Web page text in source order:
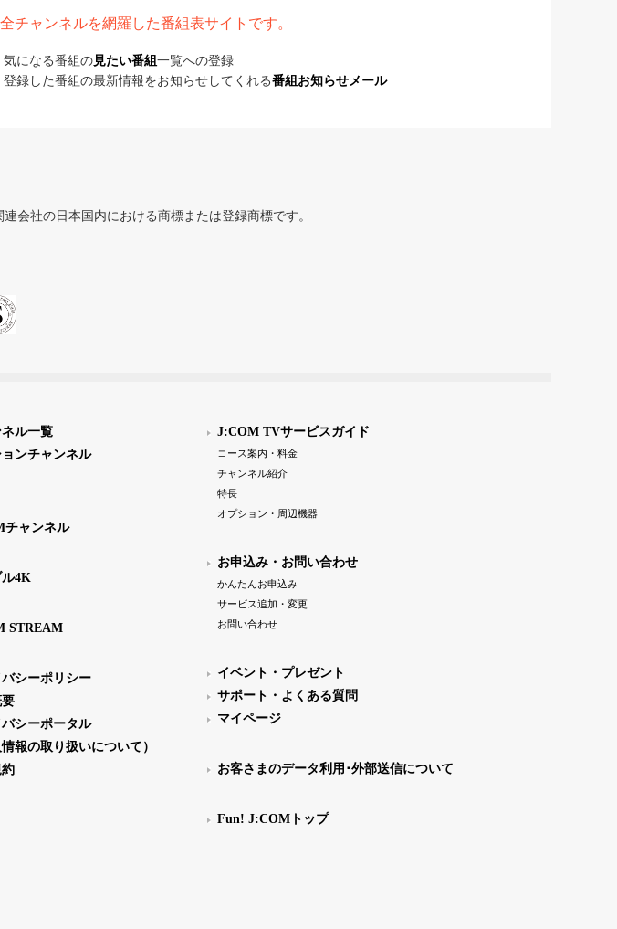
チャンネルを網羅した番組表サイトです。
気になる番組の見たい番組 一覧への登録
登録した番組の最新情報をお知らせしてくれる番組お知らせメール
会社の日本国内における商標または登録商標です。
ル一覧
ンチャンネル
チャンネル
4K
STREAM
シーポリシー
シーポータル
情報の取り扱いについて）
J:COM TVサービスガイド
コース案内・料金
チャンネル紹介
特長
オプション・周辺機器
お申込み・お問い合わせ
かんたんお申込み
サービス追加・変更
お問い合わせ
イベント・プレゼント
サポート・よくある質問
マイページ
お客さまのデータ利用･外部送信について
Fun! J:COMトップ